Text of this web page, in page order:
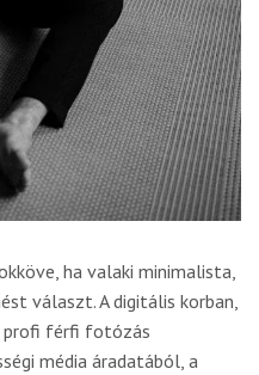
ha valaki minimalista,
választ. A digitális korban,
profi férfi fotózás
média áradatából, a